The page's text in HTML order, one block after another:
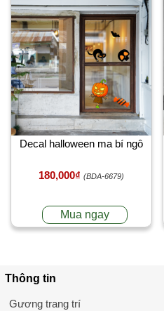
Decal halloween ma bí ngô
180,000₫ (BDA-6679)
Mua ngay
Thông tin
Gương trang trí